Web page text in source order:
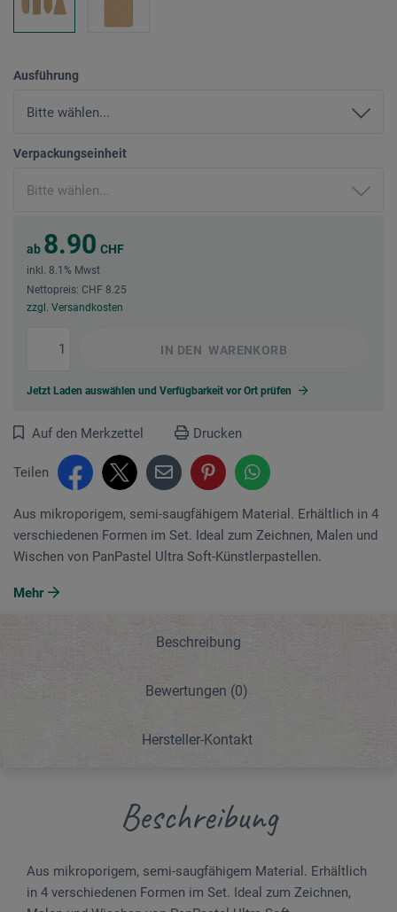
Ausführung
Verpackungseinheit
ab 8.90 CHF
inkl. 8.1% Mwst
Nettopreis: CHF 8.25
zzgl. Versandkosten
IN DEN WARENKORB
Jetzt Laden auswählen und Verfügbarkeit vor Ort prüfen
Auf den Merkzettel Drucken
Teilen
Aus mikroporigem, semi-saugfähigem Material. Erhältlich in 4
verschiedenen Formen im Set. Ideal zum Zeichnen, Malen und
Wischen von PanPastel Ultra Soft-Künstlerpastellen.
Mehr
Beschreibung
Bewertungen (0)
Hersteller-Kontakt
Beschreibung
Aus mikroporigem, semi-saugfähigem Material. Erhältlich
in 4 verschiedenen Formen im Set. Ideal zum Zeichnen,